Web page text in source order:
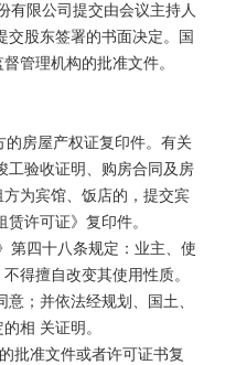
股东签署的书面决定。国
管理机构的批准文件。
工验收证明、购房合同及房
为宾馆、饭店的，提交宾
许可证》复印件。
得擅自改变其使用性质。
；并依法经规划、国土、
相 关证明。